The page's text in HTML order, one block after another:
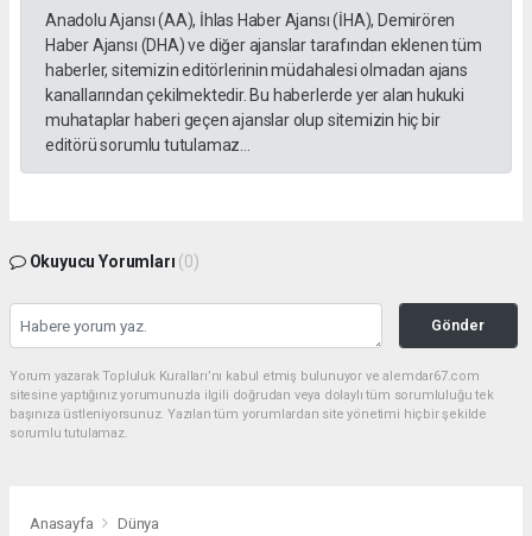
Anadolu Ajansı (AA), İhlas Haber Ajansı (İHA), Demirören
Haber Ajansı (DHA) ve diğer ajanslar tarafından eklenen tüm
haberler, sitemizin editörlerinin müdahalesi olmadan ajans
kanallarından çekilmektedir. Bu haberlerde yer alan hukuki
muhataplar haberi geçen ajanslar olup sitemizin hiç bir
editörü sorumlu tutulamaz...
Okuyucu Yorumları (0)
Gönder
Yorum yazarak Topluluk Kuralları’nı kabul etmiş bulunuyor ve alemdar67.com
sitesine yaptığınız yorumunuzla ilgili doğrudan veya dolaylı tüm sorumluluğu tek
başınıza üstleniyorsunuz. Yazılan tüm yorumlardan site yönetimi hiçbir şekilde
sorumlu tutulamaz.
Anasayfa Dünya